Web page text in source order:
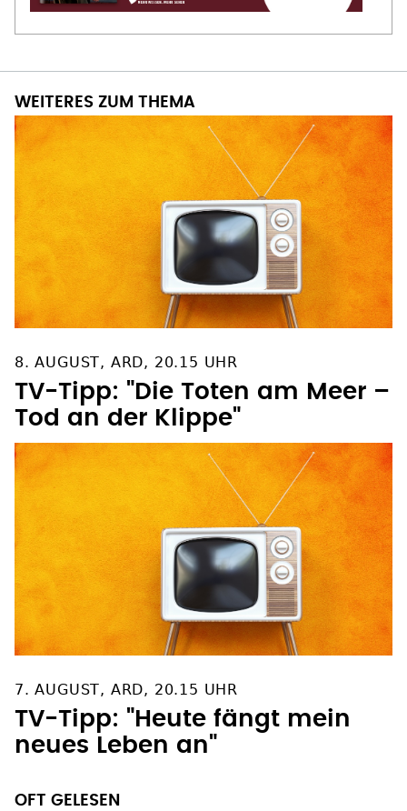
WEITERES ZUM THEMA
8. AUGUST, ARD, 20.15 UHR
TV-Tipp: "Die Toten am Meer –
Tod an der Klippe"
7. AUGUST, ARD, 20.15 UHR
TV-Tipp: "Heute fängt mein
neues Leben an"
OFT GELESEN